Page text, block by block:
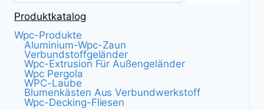
Produktkatalog
Wpc-Produkte
Aluminium-Wpc-Zaun
Verbundstoffgeländer
Wpc-Extrusion Für Außengeländer
Wpc Pergola
WPC-Laube
Blumenkästen Aus Verbundwerkstoff
Wpc-Decking-Fliesen